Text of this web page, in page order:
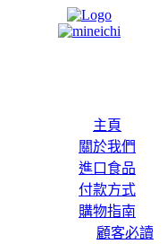
主頁
關於我們
進口食品
付款方式
購物指南
顧客必讀